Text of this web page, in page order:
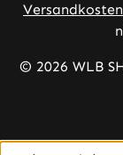
Versandkosten
© 2026 WLB